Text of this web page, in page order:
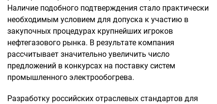
Наличие подобного подтверждения стало практически
необходимым условием для допуска к участию в
закупочных процедурах крупнейших игроков
нефтегазового рынка. В результате компания
рассчитывает значительно увеличить число
предложений в конкурсах на поставку систем
промышленного электрообогрева.
Разработку российских отраслевых стандартов для